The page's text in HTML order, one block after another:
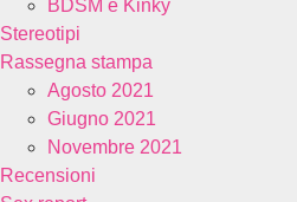
BDSM e Kinky
Stereotipi
Rassegna stampa
Agosto 2021
Giugno 2021
Novembre 2021
Recensioni